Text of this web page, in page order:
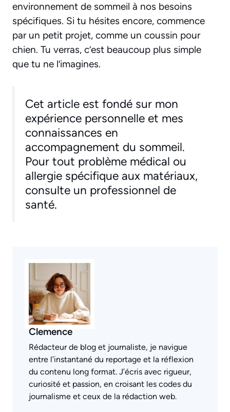
environnement de sommeil à nos besoins
spécifiques. Si tu hésites encore, commence
par un petit projet, comme un coussin pour
chien. Tu verras, c’est beaucoup plus simple
que tu ne l’imagines.
Cet article est fondé sur mon
expérience personnelle et mes
connaissances en
accompagnement du sommeil.
Pour tout problème médical ou
allergie spécifique aux matériaux,
consulte un professionnel de
santé.
Clemence
Rédacteur de blog et journaliste, je navigue
entre l’instantané du reportage et la réflexion
du contenu long format. J’écris avec rigueur,
curiosité et passion, en croisant les codes du
journalisme et ceux de la rédaction web.